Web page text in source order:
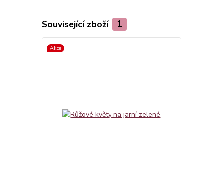
Související zboží 1
Akce